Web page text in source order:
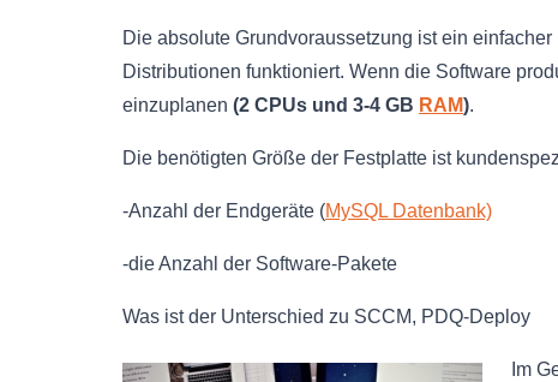
Die absolute Grundvoraussetzung ist ein
Distributionen funktioniert. Wenn die Software
einzuplanen (2 CPUs und 3-4 GB RAM).
Die benötigten Größe der Festplatte ist
-Anzahl der Endgeräte (MySQL Datenbank)
-die Anzahl der Software-Pakete
Was ist der Unterschied zu SCCM, PDQ-Deploy
Im